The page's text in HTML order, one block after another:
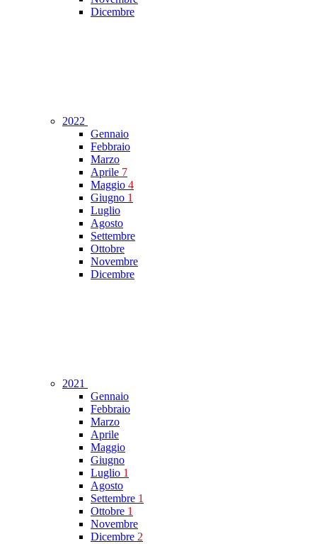
Dicembre
2022
Gennaio
Febbraio
Marzo
Aprile 7
Maggio 4
Giugno 1
Luglio
Agosto
Settembre
Ottobre
Novembre
Dicembre
2021
Gennaio
Febbraio
Marzo
Aprile
Maggio
Giugno
Luglio 1
Agosto
Settembre 1
Ottobre 1
Novembre
Dicembre 2